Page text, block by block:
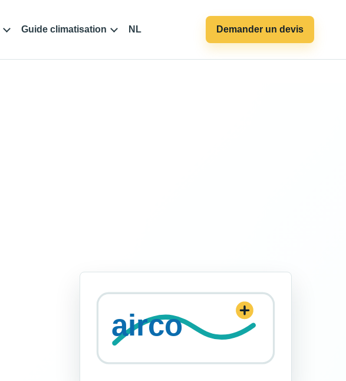
Guide climatisation NL Demander un devis